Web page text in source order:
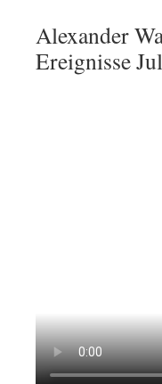
Alexander
Ereignisse